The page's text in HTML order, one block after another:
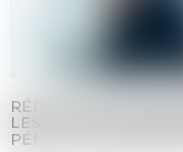
RÉPARTITION DES
LES CADRES
PÉNALITÉ